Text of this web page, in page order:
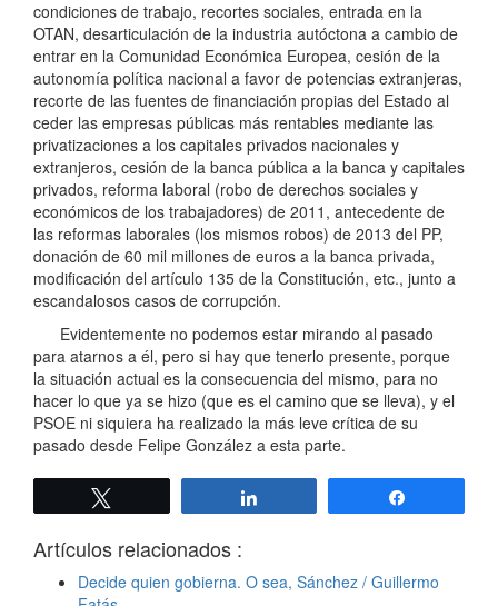
condiciones de trabajo, recortes sociales, entrada en la
OTAN, desarticulación de la industria autóctona a cambio de
entrar en la Comunidad Económica Europea, cesión de la
autonomía política nacional a favor de potencias extranjeras,
recorte de las fuentes de financiación propias del Estado al
ceder las empresas públicas más rentables mediante las
privatizaciones a los capitales privados nacionales y
extranjeros, cesión de la banca pública a la banca y capitales
privados, reforma laboral (robo de derechos sociales y
económicos de los trabajadores) de 2011, antecedente de
las reformas laborales (los mismos robos) de 2013 del PP,
donación de 60 mil millones de euros a la banca privada,
modificación del artículo 135 de la Constitución, etc., junto a
escandalosos casos de corrupción.
Evidentemente no podemos estar mirando al pasado
para atarnos a él, pero si hay que tenerlo presente, porque
la situación actual es la consecuencia del mismo, para no
hacer lo que ya se hizo (que es el camino que se lleva), y el
PSOE ni siquiera ha realizado la más leve crítica de su
pasado desde Felipe González a esta parte.
Artículos relacionados :
Decide quien gobierna. O sea, Sánchez / Guillermo